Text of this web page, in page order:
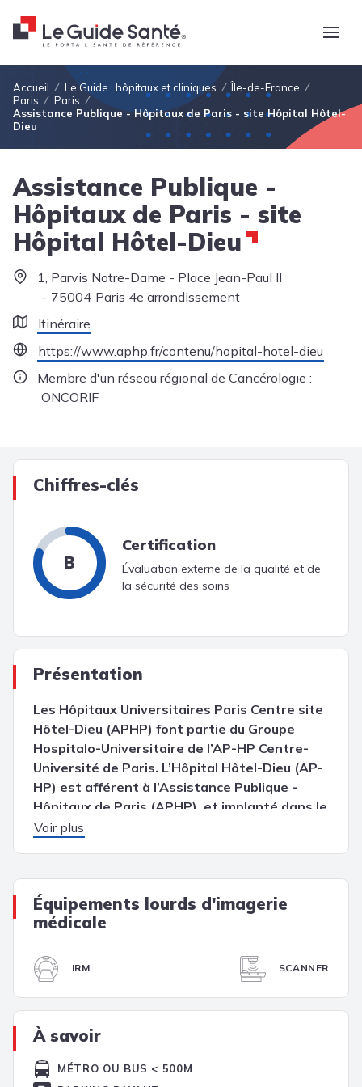
Fil d'Ariane
Accueil Le Guide : hôpitaux et cliniques
Île-de-France
Paris
Paris
Assistance Publique - Hôpitaux de Paris - site Hôpital Hôtel-
Dieu
Assistance Publique -
Hôpitaux de Paris - site
Hôpital Hôtel-Dieu
1, Parvis Notre-Dame - Place Jean-Paul II
75004 Paris 4e arrondissement
Itinéraire
https://www.aphp.fr/contenu/hopital-hotel-dieu
Membre d'un réseau régional de Cancérologie :
ONCORIF
Chiffres-clés
B
Certification
Évaluation externe de la qualité et de
la sécurité des soins
Présentation
Les Hôpitaux Universitaires Paris Centre site
Hôtel-Dieu (APHP) font partie du Groupe
Hospitalo-Universitaire de l’AP-HP Centre-
Université de Paris. L’Hôpital Hôtel-Dieu (AP-
HP) est afférent à l’Assistance Publique -
Hôpitaux de Paris (APHP), et implanté dans le
IVe arrondissement de Paris en région Île-de-
Les activités et spécialités principales de
l’établissement sont : le court séjour, la médecine
et la santé mentale. Un large plateau de
prises en charges médicales avec et sans rendez-
vous et d’offrir un large éventail de consultations
spécialisées. Etablissement hospitalier du secteur
public, il est à ce jour constitué d’une capacité
d’accueil d’un nombre total de 17 lits et places en
Voir plus
Équipements lourds d'imagerie
médicale
IRM SCANNER
À savoir
MÉTRO OU BUS < 500M